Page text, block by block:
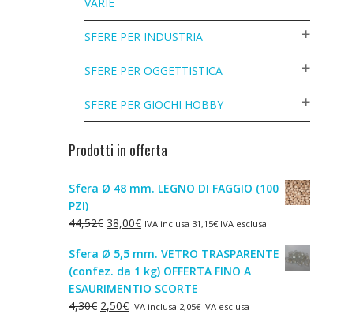
SFERE PER INDUSTRIA
SFERE PER OGGETTISTICA
SFERE PER GIOCHI HOBBY
Prodotti in offerta
Sfera Ø 48 mm. LEGNO DI FAGGIO (100
PZI)
44,52€ Il
originale
era:
44,52€.
38,00€Il
attuale
è:
38,00€.
IVA inclusa 31,15€ IVA esclusa
Sfera Ø 5,5 mm. VETRO TRASPARENTE
(confez. da 1 kg) OFFERTA FINO A
ESAURIMENTIO SCORTE
4,30€ Il
2,50€IlIVA inclusa 2,05€ IVA esclusa